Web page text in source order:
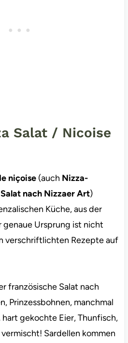
Salat / Nicoise
niçoise(auch Nizza-
Salat nach Nizzaer Art)
Küche, aus der
genaue Ursprung ist nicht
verschriftlichten Rezepte auf
französische Salat nach
Prinzessbohnen, manchmal
gekochte Eier, Thunfisch,
Sardellen kommen